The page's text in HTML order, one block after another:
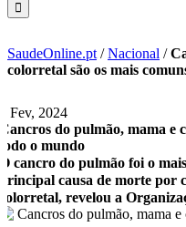
SaudeOnline.pt /Nacional /
colorretal são os mais
1 Fev, 2024
Cancros do pulmão, mama e
todo o mundo
O cancro do pulmão foi o
principal causa de morte por
colorretal, revelou a